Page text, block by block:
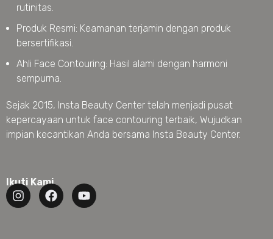
rutinitas.
Produk Resmi: Keamanan terjamin dengan produk
bersertifikasi.
Ahli Face Contouring: Hasil alami dengan harmoni
sempurna.
Sejak 2015, Insta Beauty Center telah menjadi pusat
kepercayaan untuk face contouring terbaik, Wujudkan
impian kecantikan Anda bersama Insta Beauty Center.
Ikuti Kami